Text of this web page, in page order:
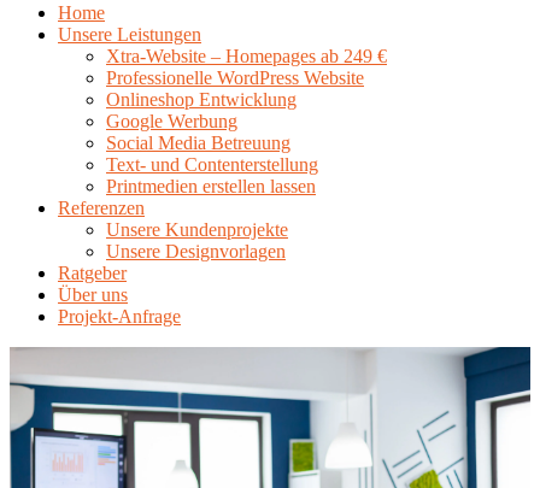
Home
Unsere Leistungen
Xtra-Website – Homepages ab 249 €
Professionelle WordPress Website
Onlineshop Entwicklung
Google Werbung
Social Media Betreuung
Text- und Contenterstellung
Printmedien erstellen lassen
Referenzen
Unsere Kundenprojekte
Unsere Designvorlagen
Ratgeber
Über uns
Projekt-Anfrage